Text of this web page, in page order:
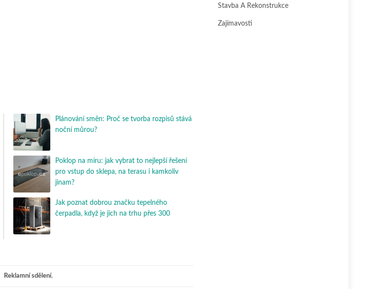
Plánování směn: Proč se tvorba rozpisů stává
noční můrou?
Poklop na míru: jak vybrat to nejlepší řešení
pro vstup do sklepa, na terasu i kamkoliv
jinam?
Jak poznat dobrou značku tepelného
čerpadla, když je jich na trhu přes 300
Reklamní sdělení,
Stavba A Rekonstrukce
Zajímavosti